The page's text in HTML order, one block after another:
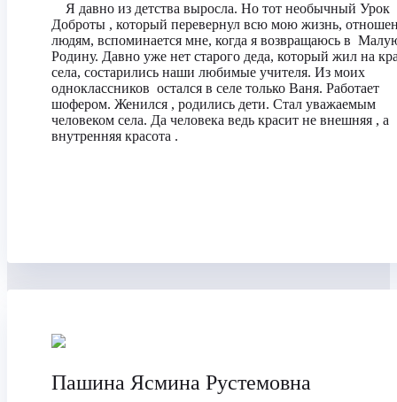
Я давно из детства выросла. Но тот необычный Урок
Доброты , который перевернул всю мою жизнь,
людям, вспоминается мне, когда я возвращаюсь в
Родину. Давно уже нет старого деда, который жил на
села, состарились наши любимые учителя. Из моих
одноклассников остался в селе только Ваня. Работает
шофером. Женился , родились дети. Стал уважаемым
человеком села. Да человека ведь красит не внешняя , а
внутренняя красота .
Пашина Ясмина Рустемовна